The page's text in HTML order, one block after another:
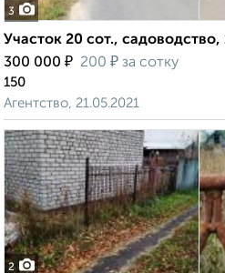
3
Участок 20 сот., садоводство,
300 000 ₽ 200 ₽ за сотку
150
Агентство, 21.05.2021
2